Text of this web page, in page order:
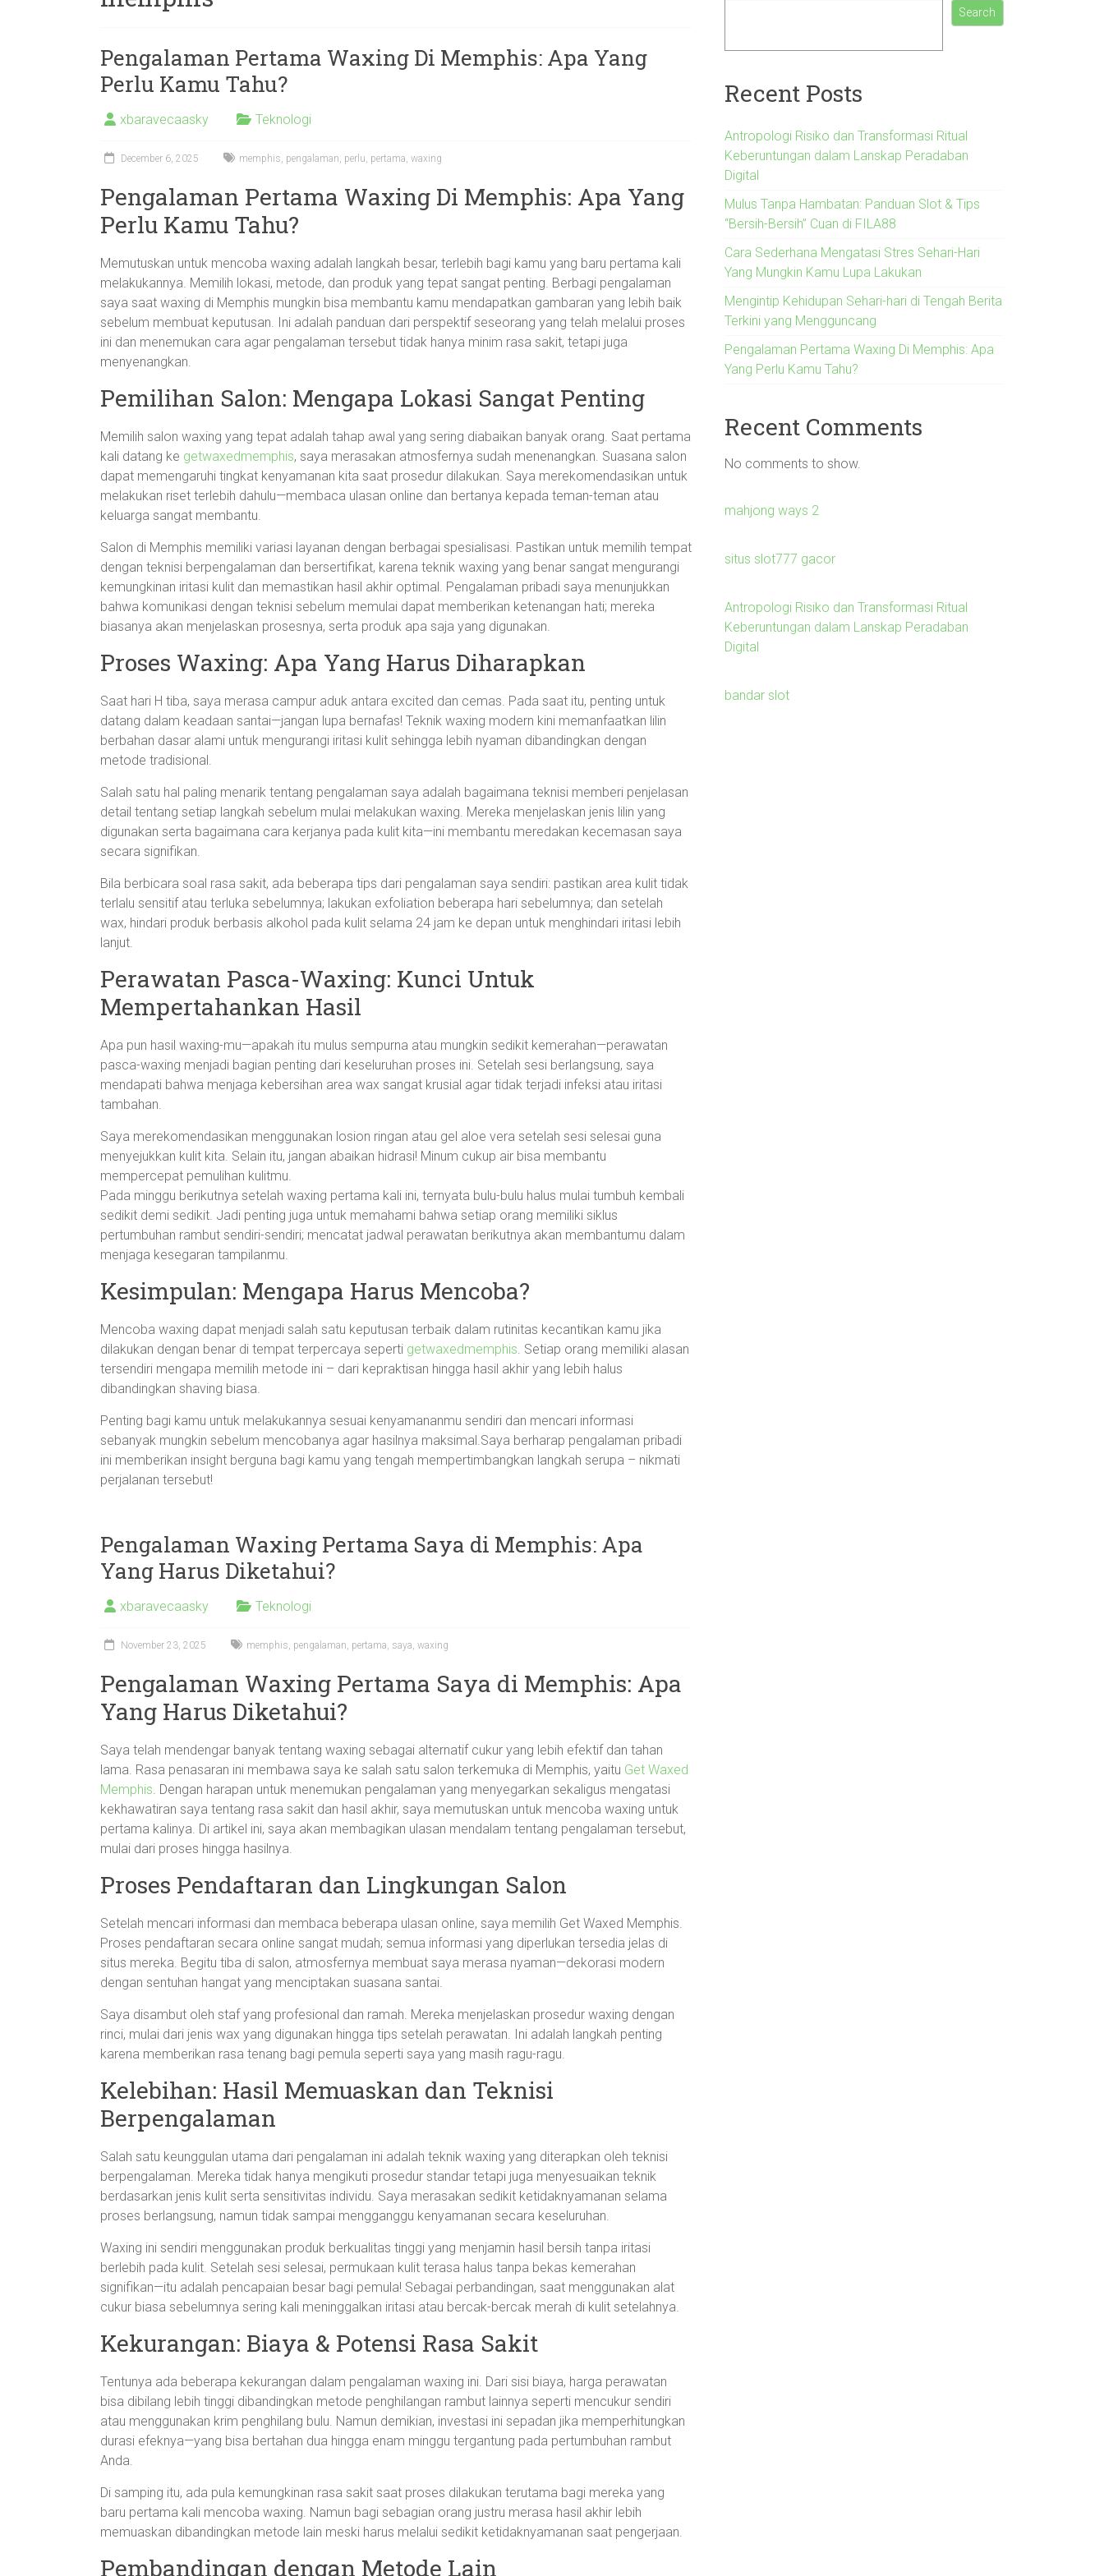
Pengalaman Pertama Waxing Di Memphis: Apa Yang
Perlu Kamu Tahu?
xbaravecaasky Teknologi
December 6, 2025 memphis, pengalaman, perlu, pertama, waxing
Pengalaman Pertama Waxing Di Memphis: Apa Yang
Perlu Kamu Tahu?
Memutuskan untuk mencoba waxing adalah langkah besar, terlebih bagi kamu yang baru pertama kali
melakukannya. Memilih lokasi, metode, dan produk yang tepat sangat penting. Berbagi pengalaman
saya saat waxing di Memphis mungkin bisa membantu kamu mendapatkan gambaran yang lebih baik
sebelum membuat keputusan. Ini adalah panduan dari perspektif seseorang yang telah melalui proses
ini dan menemukan cara agar pengalaman tersebut tidak hanya minim rasa sakit, tetapi juga
menyenangkan.
Pemilihan Salon: Mengapa Lokasi Sangat Penting
Memilih salon waxing yang tepat adalah tahap awal yang sering diabaikan banyak orang. Saat pertama
kali datang ke getwaxedmemphis, saya merasakan atmosfernya sudah menenangkan. Suasana salon
dapat memengaruhi tingkat kenyamanan kita saat prosedur dilakukan. Saya merekomendasikan untuk
melakukan riset terlebih dahulu—membaca ulasan online dan bertanya kepada teman-teman atau
keluarga sangat membantu.
Salon di Memphis memiliki variasi layanan dengan berbagai spesialisasi. Pastikan untuk memilih tempat
dengan teknisi berpengalaman dan bersertifikat, karena teknik waxing yang benar sangat mengurangi
kemungkinan iritasi kulit dan memastikan hasil akhir optimal. Pengalaman pribadi saya menunjukkan
bahwa komunikasi dengan teknisi sebelum memulai dapat memberikan ketenangan hati; mereka
biasanya akan menjelaskan prosesnya, serta produk apa saja yang digunakan.
Proses Waxing: Apa Yang Harus Diharapkan
Saat hari H tiba, saya merasa campur aduk antara excited dan cemas. Pada saat itu, penting untuk
datang dalam keadaan santai—jangan lupa bernafas! Teknik waxing modern kini memanfaatkan lilin
berbahan dasar alami untuk mengurangi iritasi kulit sehingga lebih nyaman dibandingkan dengan
metode tradisional.
Salah satu hal paling menarik tentang pengalaman saya adalah bagaimana teknisi memberi penjelasan
detail tentang setiap langkah sebelum mulai melakukan waxing. Mereka menjelaskan jenis lilin yang
digunakan serta bagaimana cara kerjanya pada kulit kita—ini membantu meredakan kecemasan saya
secara signifikan.
Bila berbicara soal rasa sakit, ada beberapa tips dari pengalaman saya sendiri: pastikan area kulit tidak
terlalu sensitif atau terluka sebelumnya; lakukan exfoliation beberapa hari sebelumnya; dan setelah
wax, hindari produk berbasis alkohol pada kulit selama 24 jam ke depan untuk menghindari iritasi lebih
lanjut.
Perawatan Pasca-Waxing: Kunci Untuk
Mempertahankan Hasil
Apa pun hasil waxing-mu—apakah itu mulus sempurna atau mungkin sedikit kemerahan—perawatan
pasca-waxing menjadi bagian penting dari keseluruhan proses ini. Setelah sesi berlangsung, saya
mendapati bahwa menjaga kebersihan area wax sangat krusial agar tidak terjadi infeksi atau iritasi
tambahan.
Saya merekomendasikan menggunakan losion ringan atau gel aloe vera setelah sesi selesai guna
menyejukkan kulit kita. Selain itu, jangan abaikan hidrasi! Minum cukup air bisa membantu
mempercepat pemulihan kulitmu.
Pada minggu berikutnya setelah waxing pertama kali ini, ternyata bulu-bulu halus mulai tumbuh kembali
sedikit demi sedikit. Jadi penting juga untuk memahami bahwa setiap orang memiliki siklus
pertumbuhan rambut sendiri-sendiri; mencatat jadwal perawatan berikutnya akan membantumu dalam
menjaga kesegaran tampilanmu.
Kesimpulan: Mengapa Harus Mencoba?
Mencoba waxing dapat menjadi salah satu keputusan terbaik dalam rutinitas kecantikan kamu jika
dilakukan dengan benar di tempat terpercaya seperti getwaxedmemphis. Setiap orang memiliki alasan
tersendiri mengapa memilih metode ini – dari kepraktisan hingga hasil akhir yang lebih halus
dibandingkan shaving biasa.
Penting bagi kamu untuk melakukannya sesuai kenyamananmu sendiri dan mencari informasi
sebanyak mungkin sebelum mencobanya agar hasilnya maksimal.Saya berharap pengalaman pribadi
ini memberikan insight berguna bagi kamu yang tengah mempertimbangkan langkah serupa – nikmati
perjalanan tersebut!
Pengalaman Waxing Pertama Saya di Memphis: Apa
Yang Harus Diketahui?
xbaravecaasky Teknologi
November 23, 2025 memphis, pengalaman, pertama, saya, waxing
Pengalaman Waxing Pertama Saya di Memphis: Apa
Yang Harus Diketahui?
Saya telah mendengar banyak tentang waxing sebagai alternatif cukur yang lebih efektif dan tahan
lama. Rasa penasaran ini membawa saya ke salah satu salon terkemuka di Memphis, yaitu Get Waxed
Memphis. Dengan harapan untuk menemukan pengalaman yang menyegarkan sekaligus mengatasi
kekhawatiran saya tentang rasa sakit dan hasil akhir, saya memutuskan untuk mencoba waxing untuk
pertama kalinya. Di artikel ini, saya akan membagikan ulasan mendalam tentang pengalaman tersebut,
mulai dari proses hingga hasilnya.
Proses Pendaftaran dan Lingkungan Salon
Setelah mencari informasi dan membaca beberapa ulasan online, saya memilih Get Waxed Memphis.
Proses pendaftaran secara online sangat mudah; semua informasi yang diperlukan tersedia jelas di
situs mereka. Begitu tiba di salon, atmosfernya membuat saya merasa nyaman—dekorasi modern
dengan sentuhan hangat yang menciptakan suasana santai.
Saya disambut oleh staf yang profesional dan ramah. Mereka menjelaskan prosedur waxing dengan
rinci, mulai dari jenis wax yang digunakan hingga tips setelah perawatan. Ini adalah langkah penting
karena memberikan rasa tenang bagi pemula seperti saya yang masih ragu-ragu.
Kelebihan: Hasil Memuaskan dan Teknisi
Berpengalaman
Salah satu keunggulan utama dari pengalaman ini adalah teknik waxing yang diterapkan oleh teknisi
berpengalaman. Mereka tidak hanya mengikuti prosedur standar tetapi juga menyesuaikan teknik
berdasarkan jenis kulit serta sensitivitas individu. Saya merasakan sedikit ketidaknyamanan selama
proses berlangsung, namun tidak sampai mengganggu kenyamanan secara keseluruhan.
Waxing ini sendiri menggunakan produk berkualitas tinggi yang menjamin hasil bersih tanpa iritasi
berlebih pada kulit. Setelah sesi selesai, permukaan kulit terasa halus tanpa bekas kemerahan
signifikan—itu adalah pencapaian besar bagi pemula! Sebagai perbandingan, saat menggunakan alat
cukur biasa sebelumnya sering kali meninggalkan iritasi atau bercak-bercak merah di kulit setelahnya.
Kekurangan: Biaya & Potensi Rasa Sakit
Tentunya ada beberapa kekurangan dalam pengalaman waxing ini. Dari sisi biaya, harga perawatan
bisa dibilang lebih tinggi dibandingkan metode penghilangan rambut lainnya seperti mencukur sendiri
atau menggunakan krim penghilang bulu. Namun demikian, investasi ini sepadan jika memperhitungkan
durasi efeknya—yang bisa bertahan dua hingga enam minggu tergantung pada pertumbuhan rambut
Anda.
Di samping itu, ada pula kemungkinan rasa sakit saat proses dilakukan terutama bagi mereka yang
baru pertama kali mencoba waxing. Namun bagi sebagian orang justru merasa hasil akhir lebih
memuaskan dibandingkan metode lain meski harus melalui sedikit ketidaknyamanan saat pengerjaan.
Pembandingan dengan Metode Lain
Search
Recent Posts
Antropologi Risiko dan Transformasi Ritual
Keberuntungan dalam Lanskap Peradaban
Digital
Mulus Tanpa Hambatan: Panduan Slot & Tips
“Bersih-Bersih” Cuan di FILA88
Cara Sederhana Mengatasi Stres Sehari-Hari
Yang Mungkin Kamu Lupa Lakukan
Mengintip Kehidupan Sehari-hari di Tengah Berita
Terkini yang Mengguncang
Pengalaman Pertama Waxing Di Memphis: Apa
Yang Perlu Kamu Tahu?
Recent Comments
No comments to show.
mahjong ways 2
situs slot777 gacor
Antropologi Risiko dan Transformasi Ritual
Keberuntungan dalam Lanskap Peradaban
Digital
bandar slot